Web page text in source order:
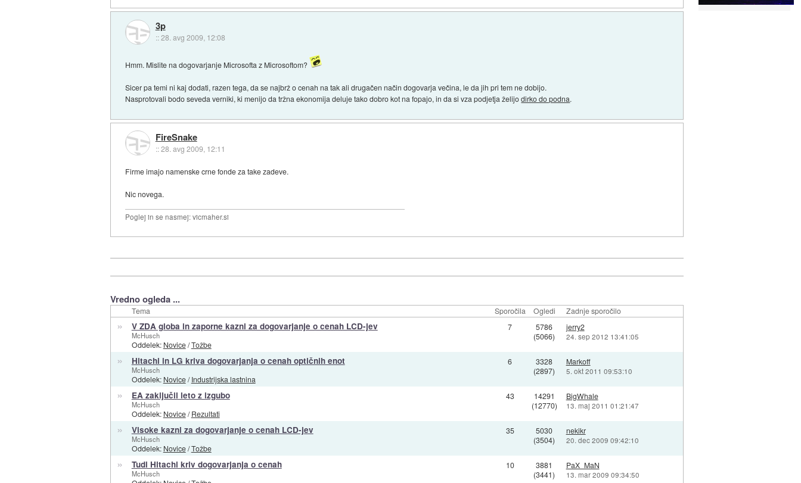
3p
::28. avg 2009, 12:08
Hmm. Mislite na dogovarjanje Microsofta z Microsoftom?
Sicer pa temi ni kaj dodati, razen tega, da se najbrž o cenah na tak ali drugačen način dogovarja večina, le da jih pri tem ne dobijo.
Nasprotovali bodo seveda verniki, ki menijo da tržna ekonomija deluje tako dobro kot na fopajo, in da si vza podjetja želijodirko do podna.
FireSnake
::28. avg 2009, 12:11
Firme imajo namenske crne fonde za take zadeve.
Nic novega.
Poglej in se nasmej: vicmaher.si
Vredno ogleda ...
Tema Sporočila Ogledi Zadnje sporočilo
» V ZDA globa in zaporne kazni za dogovarjanje o cenah LCD-jev
McHusch
Oddelek: Novice/Tožbe
7
5786
(5066)
jerry2
24. sep 2012 13:41:05
» Hitachi in LG kriva dogovarjanja o cenah optičnih enot
McHusch
Oddelek: Novice/Industrijska lastnina
6
3328
(2897)
Markoff
5. okt 2011 09:53:10
» EA zaključil leto z izgubo
McHusch
Oddelek: Novice/Rezultati
43
14291
(12770)
BigWhale
13. maj 2011 01:21:47
» Visoke kazni za dogovarjanje o cenah LCD-jev
McHusch
Oddelek: Novice/Tožbe
35
5030
(3504)
nekikr
20. dec 2009 09:42:10
» Tudi Hitachi kriv dogovarjanja o cenah
McHusch
10
3881
(3441)
PaX_MaN
13. mar 2009 09:34:50